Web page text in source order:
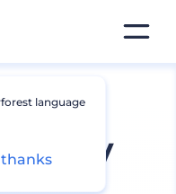
y
language
thanks